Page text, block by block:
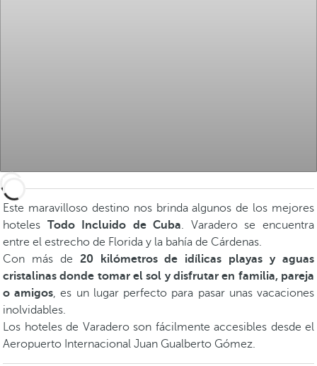
Este maravilloso destino nos brinda algunos de los mejores
hoteles Todo Incluido de Cuba. Varadero se encuentra
entre el estrecho de Florida y la bahía de Cárdenas.
Con más de 20 kilómetros de idílicas playas y aguas
cristalinas donde tomar el sol y disfrutar en familia, pareja
o amigos, es un lugar perfecto para pasar unas vacaciones
inolvidables.
Los hoteles de Varadero son fácilmente accesibles desde el
Aeropuerto Internacional Juan Gualberto Gómez.